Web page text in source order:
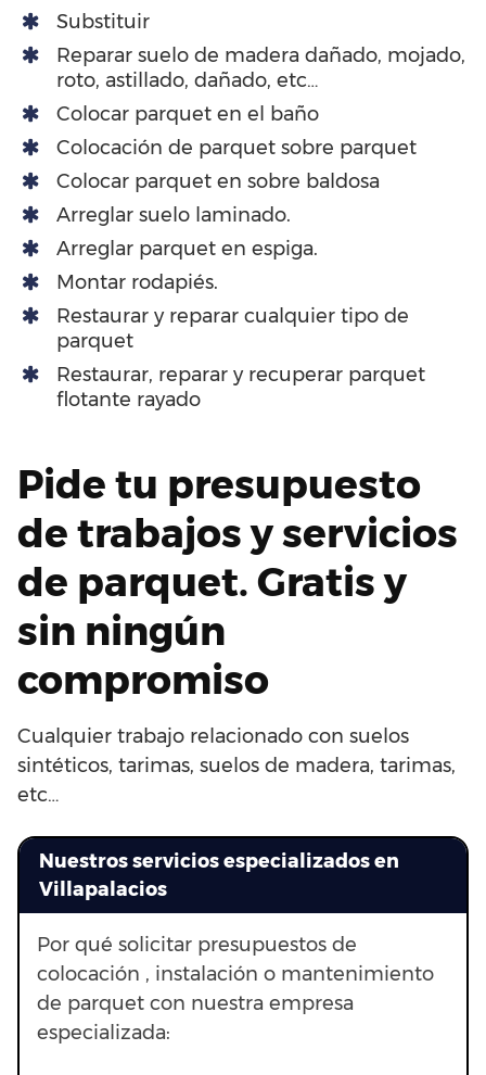
Substituir
Reparar suelo de madera dañado, mojado,
roto, astillado, dañado, etc…
Colocar parquet en el baño
Colocación de parquet sobre parquet
Colocar parquet en sobre baldosa
Arreglar suelo laminado.
Arreglar parquet en espiga.
Montar rodapiés.
Restaurar y reparar cualquier tipo de
parquet
Restaurar, reparar y recuperar parquet
flotante rayado
Pide tu presupuesto
de trabajos y servicios
de parquet. Gratis y
sin ningún
compromiso
Cualquier trabajo relacionado con suelos
sintéticos, tarimas, suelos de madera, tarimas,
etc…
Nuestros servicios especializados en
Villapalacios
Por qué solicitar presupuestos de
colocación , instalación o mantenimiento
de parquet con nuestra empresa
especializada: